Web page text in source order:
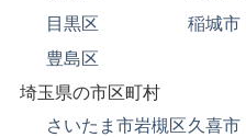
目黒区
稲城市
豊島区
埼玉県の市区町村
さいたま市岩槻区 久喜市